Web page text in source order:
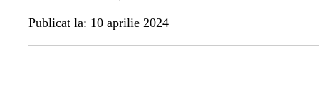
Publicat la: 10 aprilie 2024